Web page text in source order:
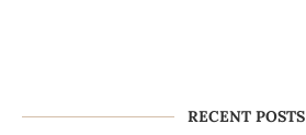
RECENT POSTS